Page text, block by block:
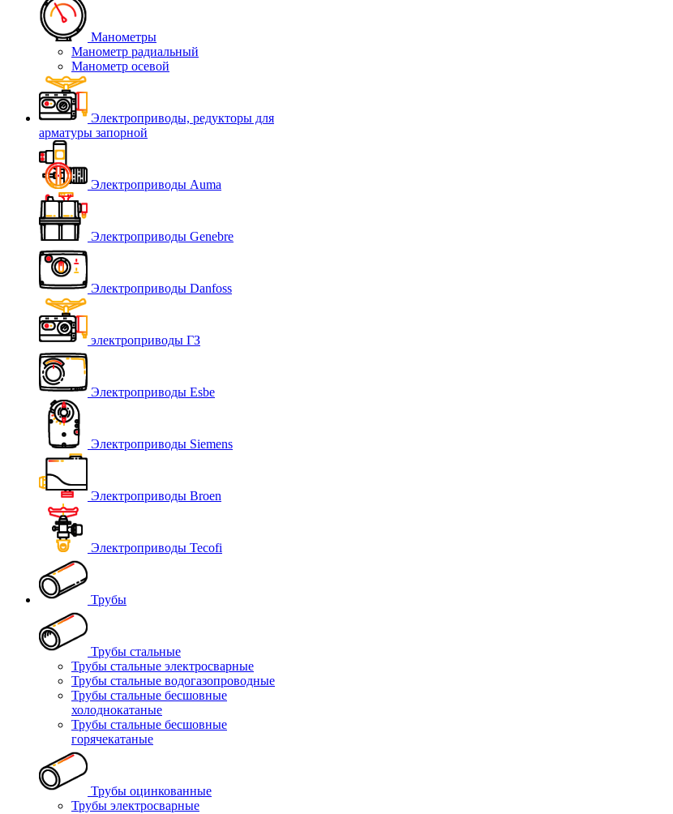
Манометры
Манометр радиальный
Манометр осевой
Электроприводы, редукторы для
арматуры запорной
Электроприводы Auma
Электроприводы Genebre
Электроприводы Danfoss
электроприводы ГЗ
Электроприводы Esbe
Электроприводы Siemens
Электроприводы Broen
Электроприводы Tecofi
Трубы
Трубы стальные
Трубы стальные электросварные
Трубы стальные водогазопроводные
Трубы стальные бесшовные
холоднокатаные
Трубы стальные бесшовные
горячекатаные
Трубы оцинкованные
Трубы электросварные